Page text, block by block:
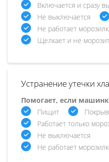
Включается и сразу
Не выключается
Не работает
Щелкает и не морозит
Устранение утечки
Помогает, если
Пищит
Работает только
Не выключается
Не работает